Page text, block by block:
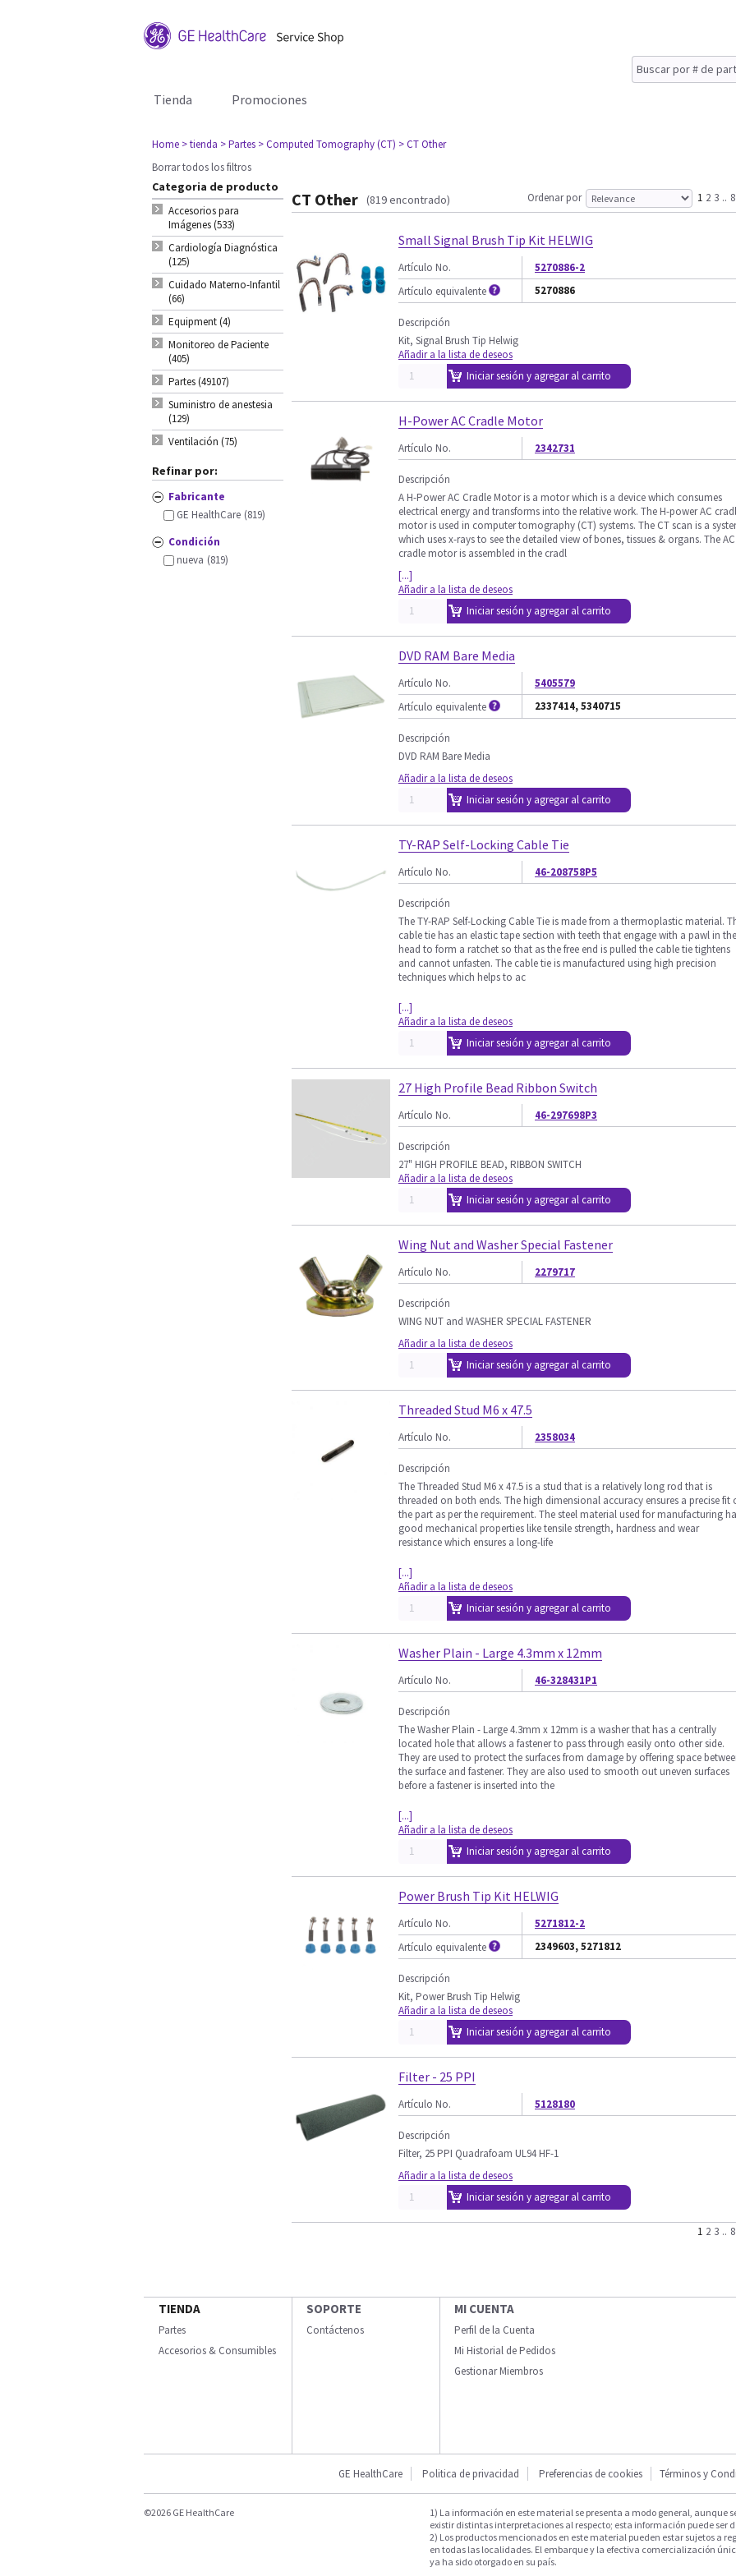
Tienda Promociones
Home > tienda > Partes > Computed Tomography (CT) > CT Other
Borrar todos los filtros
Categoria de producto
Accesorios para
Imágenes (533)
Cardiología Diagnóstica
(125)
Cuidado Materno-Infantil
(66)
Equipment (4)
Monitoreo de Paciente
(405)
Partes (49107)
Suministro de anestesia
(129)
Ventilación (75)
Refinar por:
Fabricante
GE HealthCare (819)
Condición
nueva (819)
CT Other (819 encontrado) Ordenar por 1 2 3 ..
Small Signal Brush Tip Kit HELWIG
Artículo No.
5270886-2
Artículo equivalente
5270886
Descripción
Kit, Signal Brush Tip Helwig
Añadir a la lista de deseos
Iniciar sesión y agregar al carrito
H-Power AC Cradle Motor
Artículo No. 2342731
Descripción
A H-Power AC Cradle Motor is a motor which is a device which consumes
electrical energy and transforms into the relative work. The H-power AC
motor is used in computer tomography (CT) systems. The CT scan is a
which uses x-rays to see the detailed view of bones, tissues & organs. The AC
cradle motor is assembled in the cradl
[...]
Añadir a la lista de deseos
Iniciar sesión y agregar al carrito
DVD RAM Bare Media
Artículo No.
5405579
Artículo equivalente
2337414, 5340715
Descripción
DVD RAM Bare Media
Añadir a la lista de deseos
Iniciar sesión y agregar al carrito
TY-RAP Self-Locking Cable Tie
Artículo No. 46-208758P5
Descripción
The TY-RAP Self-Locking Cable Tie is made from a thermoplastic material.
cable tie has an elastic tape section with teeth that engage with a pawl in the
head to form a ratchet so that as the free end is pulled the cable tie tightens
and cannot unfasten. The cable tie is manufactured using high precision
techniques which helps to ac
[...]
Añadir a la lista de deseos
Iniciar sesión y agregar al carrito
27 High Profile Bead Ribbon Switch
Artículo No. 46-297698P3
Descripción
27" HIGH PROFILE BEAD, RIBBON SWITCH
Añadir a la lista de deseos
Iniciar sesión y agregar al carrito
Wing Nut and Washer Special Fastener
Artículo No. 2279717
Descripción
WING NUT and WASHER SPECIAL FASTENER
Añadir a la lista de deseos
Iniciar sesión y agregar al carrito
Threaded Stud M6 x 47.5
Artículo No. 2358034
Descripción
The Threaded Stud M6 x 47.5 is a stud that is a relatively long rod that is
threaded on both ends. The high dimensional accuracy ensures a precise fit
the part as per the requirement. The steel material used for manufacturing
good mechanical properties like tensile strength, hardness and wear
resistance which ensures a long-life
[...]
Añadir a la lista de deseos
Iniciar sesión y agregar al carrito
Washer Plain - Large 4.3mm x 12mm
Artículo No. 46-328431P1
Descripción
The Washer Plain - Large 4.3mm x 12mm is a washer that has a centrally
located hole that allows a fastener to pass through easily onto other side.
They are used to protect the surfaces from damage by offering space
the surface and fastener. They are also used to smooth out uneven surfaces
before a fastener is inserted into the
[...]
Añadir a la lista de deseos
Iniciar sesión y agregar al carrito
Power Brush Tip Kit HELWIG
Artículo No.
5271812-2
Artículo equivalente
2349603, 5271812
Descripción
Kit, Power Brush Tip Helwig
Añadir a la lista de deseos
Iniciar sesión y agregar al carrito
Filter - 25 PPI
Artículo No. 5128180
Descripción
Filter, 25 PPI Quadrafoam UL94 HF-1
Añadir a la lista de deseos
Iniciar sesión y agregar al carrito
1 2 3 ..
TIENDA
Partes
Accesorios & Consumibles
SOPORTE
Contáctenos
MI CUENTA
Perfil de la Cuenta
Mi Historial de Pedidos
Gestionar Miembros
GE HealthCare Politica de privacidad Preferencias de cookies Términos y
©2026 GE HealthCare
1) La información en este material se presenta a modo general, aunque
existir distintas interpretaciones al respecto; esta información puede ser
2) Los productos mencionados en este material pueden estar sujetos a
en todas las localidades. El embarque y la efectiva comercialización
ya ha sido otorgado en su país.